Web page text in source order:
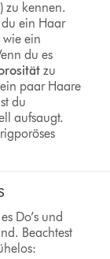
zu kennen.
du ein Haar
wie ein
du es
zu
paar Haare
du
aufsaugt.
Do’s und
Beachtest